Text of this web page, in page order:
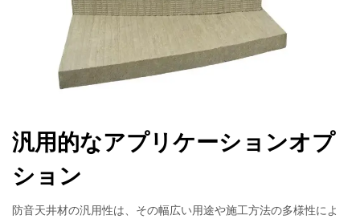
汎用的なアプリケーションオプ
ション
防音天井材の汎用性は、その幅広い用途や施工方法の多様性によ